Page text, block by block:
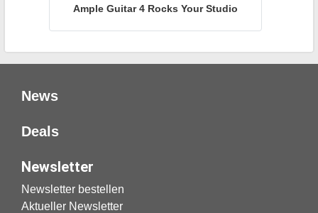
Ample Guitar 4 Rocks Your Studio
News
Deals
Newsletter
Newsletter bestellen
Aktueller Newsletter